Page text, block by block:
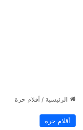
الرئيسية / أقلام حرة
أقلام حرة